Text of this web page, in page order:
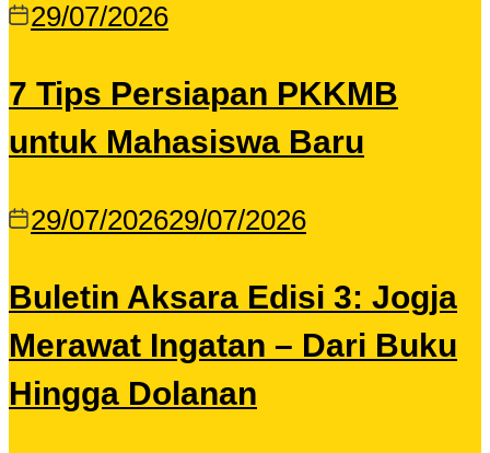
29/07/2026
7 Tips Persiapan PKKMB
untuk Mahasiswa Baru
29/07/202629/07/2026
Buletin Aksara Edisi 3: Jogja
Merawat Ingatan – Dari Buku
Hingga Dolanan